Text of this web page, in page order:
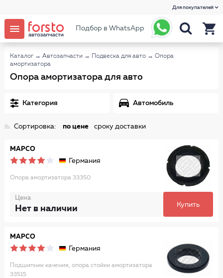
Для покупателей
Подбор в WhatsApp
Каталог → Автозапчасти → Подвеска для авто → Опора
амортизатора
Опора амортизатора для авто
Категория Автомобиль
Сортировка: по цене сроку доставки
MAPCO
Германия
Опора амортизатора 33350
Цена
Нет в наличии Купить
MAPCO
Германия
Подшипник качения, опора стойки амортизатора
33515